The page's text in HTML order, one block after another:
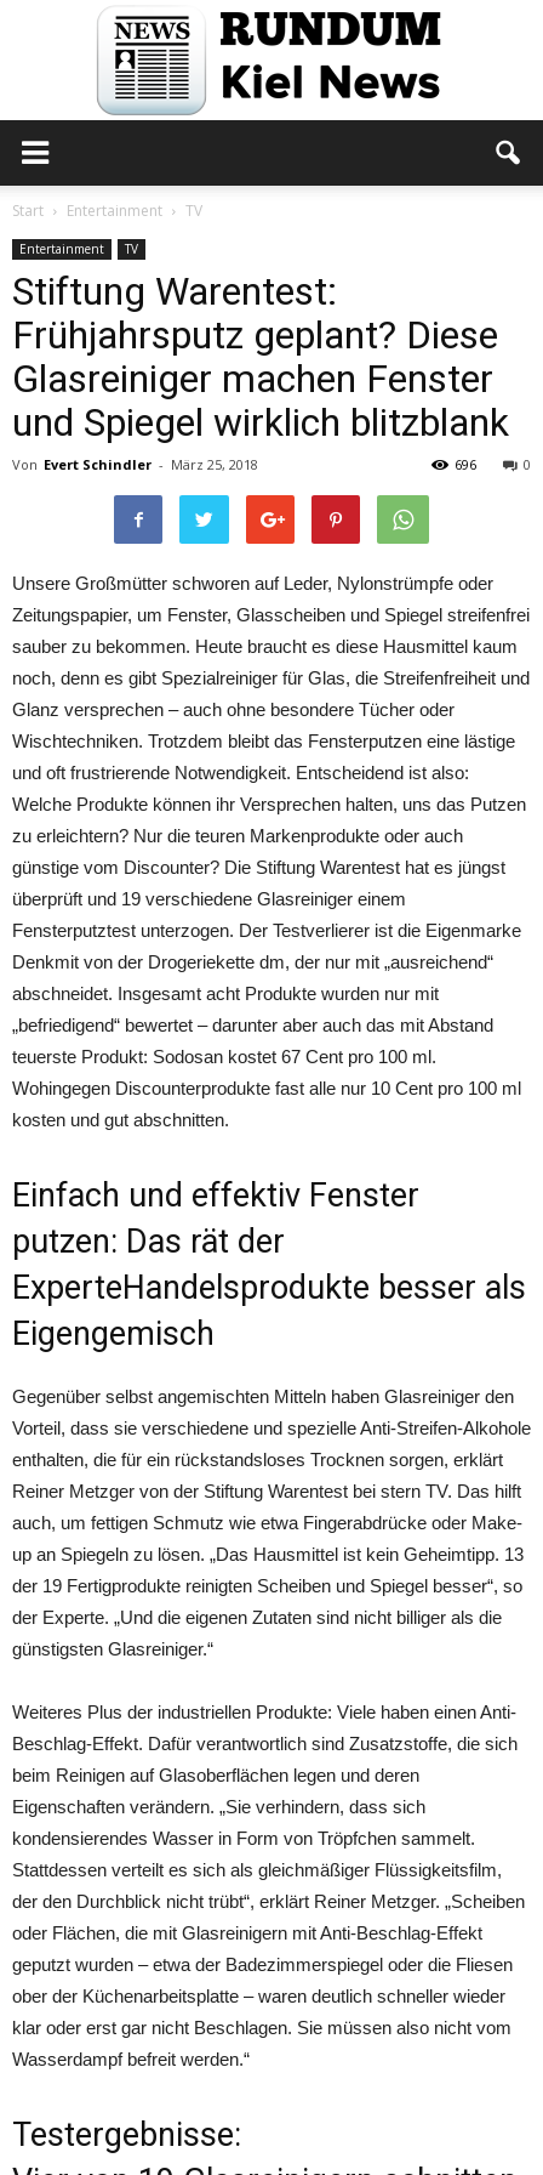
Kiel
News
Start Entertainment TV
Entertainment TV
Stiftung Warentest:
Frühjahrsputz geplant? Diese
Glasreiniger machen Fenster
und Spiegel wirklich blitzblank
Von Evert Schindler - März 25, 2018 0
696
Unsere Großmütter schworen auf Leder, Nylonstrümpfe oder
Zeitungspapier, um Fenster, Glasscheiben und Spiegel streifenfrei
sauber zu bekommen. Heute braucht es diese Hausmittel kaum
noch, denn es gibt Spezialreiniger für Glas, die Streifenfreiheit und
Glanz versprechen – auch ohne besondere Tücher oder
Wischtechniken. Trotzdem bleibt das Fensterputzen eine lästige
und oft frustrierende Notwendigkeit. Entscheidend ist also:
Welche Produkte können ihr Versprechen halten, uns das Putzen
zu erleichtern? Nur die teuren Markenprodukte oder auch
günstige vom Discounter? Die Stiftung Warentest hat es jüngst
überprüft und 19 verschiedene Glasreiniger einem
Fensterputztest unterzogen. Der Testverlierer ist die Eigenmarke
Denkmit von der Drogeriekette dm, der nur mit „ausreichend“
abschneidet. Insgesamt acht Produkte wurden nur mit
„befriedigend“ bewertet – darunter aber auch das mit Abstand
teuerste Produkt: Sodosan kostet 67 Cent pro 100 ml.
Wohingegen Discounterprodukte fast alle nur 10 Cent pro 100 ml
kosten und gut abschnitten.
Einfach und effektiv Fenster
putzen: Das rät der
ExperteHandelsprodukte besser als
Eigengemisch
Gegenüber selbst angemischten Mitteln haben Glasreiniger den
Vorteil, dass sie verschiedene und spezielle Anti-Streifen-Alkohole
enthalten, die für ein rückstandsloses Trocknen sorgen, erklärt
Reiner Metzger von der Stiftung Warentest bei stern TV. Das hilft
auch, um fettigen Schmutz wie etwa Fingerabdrücke oder Make-
up an Spiegeln zu lösen. „Das Hausmittel ist kein Geheimtipp. 13
der 19 Fertigprodukte reinigten Scheiben und Spiegel besser“, so
der Experte. „Und die eigenen Zutaten sind nicht billiger als die
günstigsten Glasreiniger.“
Weiteres Plus der industriellen Produkte: Viele haben einen Anti-
Beschlag-Effekt. Dafür verantwortlich sind Zusatzstoffe, die sich
beim Reinigen auf Glasoberflächen legen und deren
Eigenschaften verändern. „Sie verhindern, dass sich
kondensierendes Wasser in Form von Tröpfchen sammelt.
Stattdessen verteilt es sich als gleichmäßiger Flüssigkeitsfilm,
der den Durchblick nicht trübt“, erklärt Reiner Metzger. „Scheiben
oder Flächen, die mit Glasreinigern mit Anti-Beschlag-Effekt
geputzt wurden – etwa der Badezimmerspiegel oder die Fliesen
ober der Küchenarbeitsplatte – waren deutlich schneller wieder
klar oder erst gar nicht Beschlagen. Sie müssen also nicht vom
Wasserdampf befreit werden.“
Testergebnisse: